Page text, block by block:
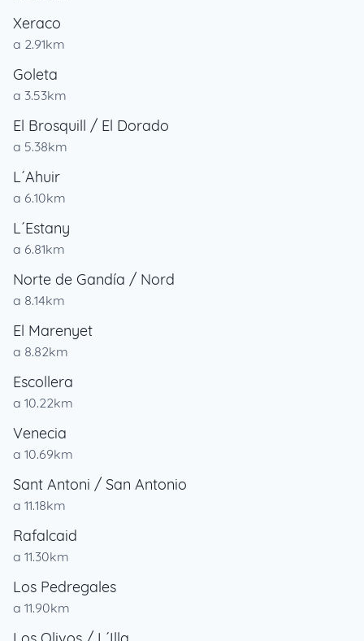
Xeraco
a 2.91km
Goleta
a 3.53km
El Brosquill / El Dorado
a 5.38km
L´Ahuir
a 6.10km
L´Estany
a 6.81km
Norte de Gandía / Nord
a 8.14km
El Marenyet
a 8.82km
Escollera
a 10.22km
Venecia
a 10.69km
Sant Antoni / San Antonio
a 11.18km
Rafalcaid
a 11.30km
Los Pedregales
a 11.90km